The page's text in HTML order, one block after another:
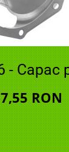
- Capac
RON